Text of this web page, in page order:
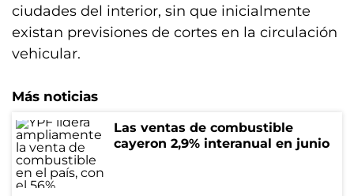
ciudades del interior, sin que inicialmente
existan previsiones de cortes en la circulación
vehicular.
Más noticias
Las ventas de combustible
cayeron 2,9% interanual en junio